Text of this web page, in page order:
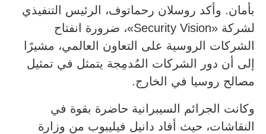
بأمان. وأكد روسلان رحماتوف، الرئيس التنفيذي
لشركة «Security Vision»، ضرورة انفتاح
الشركات الروسية على التعاون العالمي، مشيرًا
إلى أن دور الشركات المُدمِجة يتمثل في تمثيل
مصالح روسيا في الخارج.
وكانت الجرائم السيبرانية حاضرة بقوة في
النقاشات، حيث أفاد دانيل فيليبوب من وزارة